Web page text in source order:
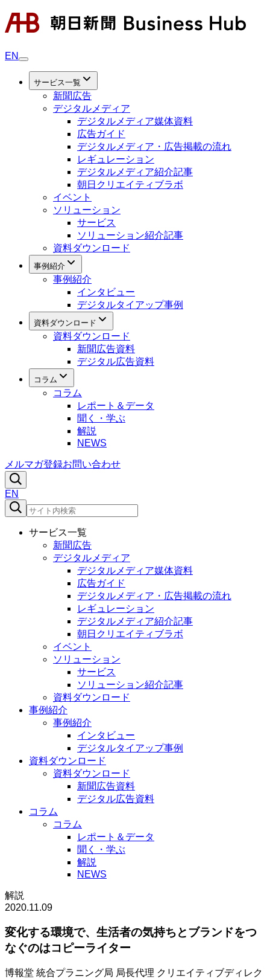
EN
サービス一覧
新聞広告
デジタルメディア
デジタルメディア媒体資料
広告ガイド
デジタルメディア・広告掲載の流れ
レギュレーション
デジタルメディア紹介記事
朝日クリエイティブラボ
イベント
ソリューション
サービス
ソリューション紹介記事
資料ダウンロード
事例紹介
事例紹介
インタビュー
デジタルタイアップ事例
資料ダウンロード
資料ダウンロード
新聞広告資料
デジタル広告資料
コラム
コラム
レポート＆データ
聞く・学ぶ
解説
NEWS
メルマガ登録お問い合わせ
EN
サービス一覧
新聞広告
デジタルメディア
デジタルメディア媒体資料
広告ガイド
デジタルメディア・広告掲載の流れ
レギュレーション
デジタルメディア紹介記事
朝日クリエイティブラボ
イベント
ソリューション
サービス
ソリューション紹介記事
資料ダウンロード
事例紹介
事例紹介
インタビュー
デジタルタイアップ事例
資料ダウンロード
資料ダウンロード
新聞広告資料
デジタル広告資料
コラム
コラム
レポート＆データ
聞く・学ぶ
解説
NEWS
解説
2020.11.09
変化する環境で、生活者の気持ちとブランドをつ
なぐのはコピーライター
博報堂 統合プラニング局 局長代理 クリエイティブディレク